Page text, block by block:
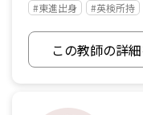
#東進出身 #英検所持
この教師の詳